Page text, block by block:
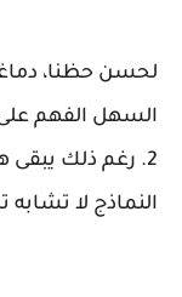
لحسن حظنا،
السهل الفهم
2. رغم ذلك يبقى
النماذج لا تشابه